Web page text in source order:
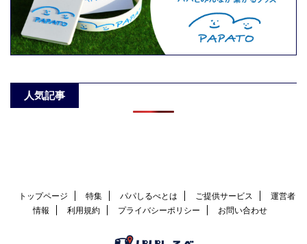
人気記事
トップページ 特集 パパしるべとは ご提供サービス
運営者
情報
利用規約 プライバシーポリシー お問い合わせ